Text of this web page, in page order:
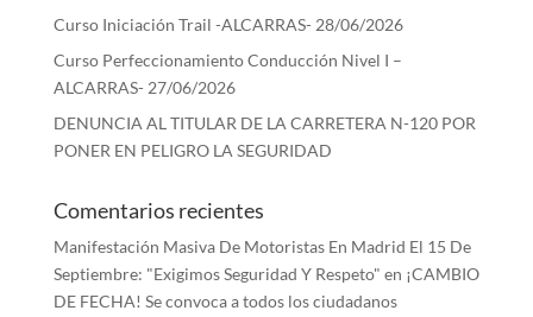
Curso Iniciación Trail -ALCARRAS- 28/06/2026
Curso Perfeccionamiento Conducción Nivel I –
ALCARRAS- 27/06/2026
DENUNCIA AL TITULAR DE LA CARRETERA N-120 POR
PONER EN PELIGRO LA SEGURIDAD
Comentarios recientes
Manifestación Masiva De Motoristas En Madrid El 15 De
Septiembre: "Exigimos Seguridad Y Respeto" en ¡CAMBIO
DE FECHA! Se convoca a todos los ciudadanos